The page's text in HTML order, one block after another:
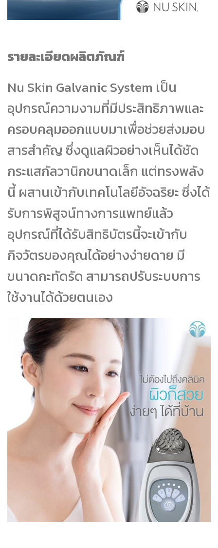
รายละเอียดผลิตภัณฑ์
Nu Skin Galvanic System เป็น
อุปกรณ์ความงามที่มีประสิทธิภาพและ
ครอบคลุมออกแบบมาเพื่อช่วยส่งมอบ
สารสำคัญ ซึ่งดูแลผิวอย่างเห็นได้ชัด
กระแสกัลวานิกขนาดเล็ก แต่ทรงพลัง
นี้ ผสานเข้ากับเทคโนโลยีอัจฉริยะ ซึ่งได้
รับการพิสูจน์ทางการแพทย์แล้ว
อุปกรณ์ที่ได้รับสิทธิบัตรนี้จะเข้ากับ
กิจวัตรของคุณได้อย่างง่ายดาย มี
ขนาดกะทัดรัด สามารถปรับระบบการ
ใช้งานได้ด้วยตนเอง